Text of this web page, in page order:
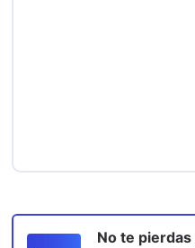
No te pierdas